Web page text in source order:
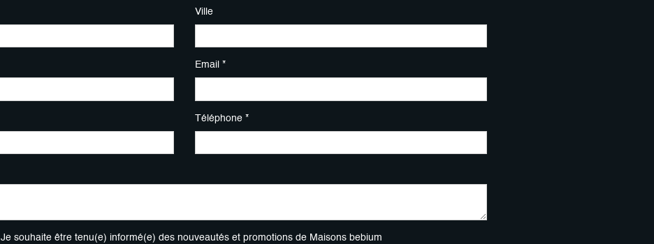
Ville
Email *
Téléphone *
Je souhaite être tenu(e) informé(e) des nouveautés et promotions de Maisons bebium